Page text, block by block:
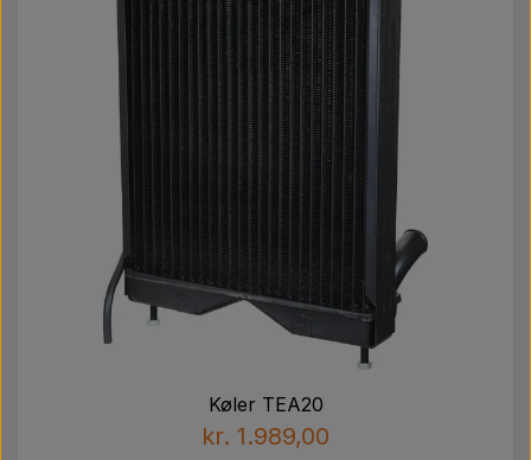
Køler TEA20
kr. 1.989,00